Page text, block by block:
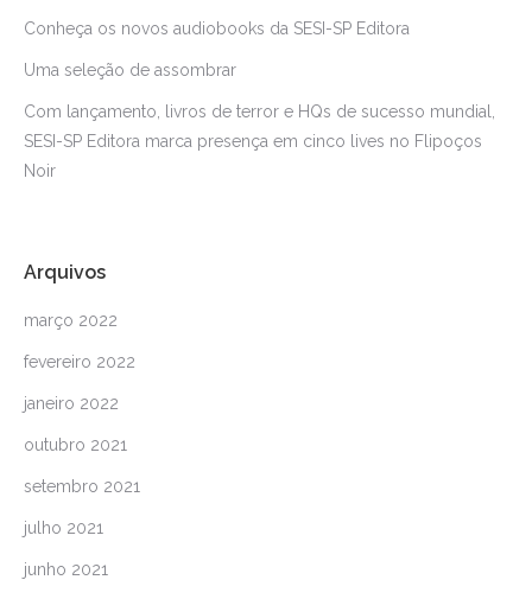
Conheça os novos audiobooks da SESI-SP Editora
Uma seleção de assombrar
Com lançamento, livros de terror e HQs de sucesso mundial,
SESI-SP Editora marca presença em cinco lives no Flipoços
Noir
Arquivos
março 2022
fevereiro 2022
janeiro 2022
outubro 2021
setembro 2021
julho 2021
junho 2021